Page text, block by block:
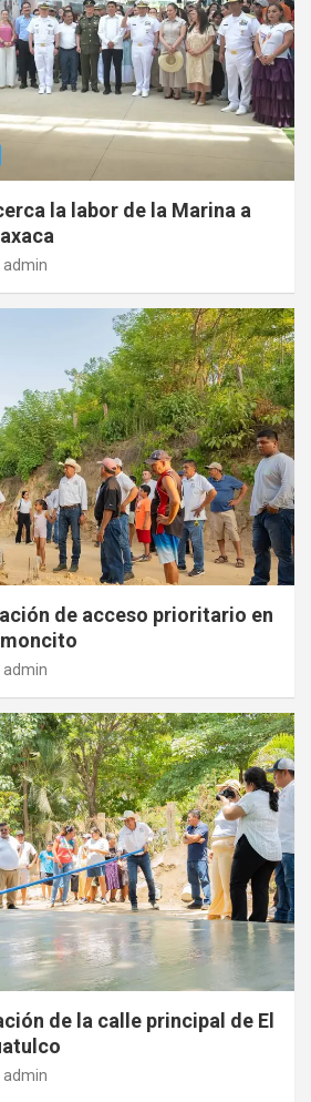
la labor de la Marina a
admin
de acceso prioritario en
admin
de la calle principal de El
admin